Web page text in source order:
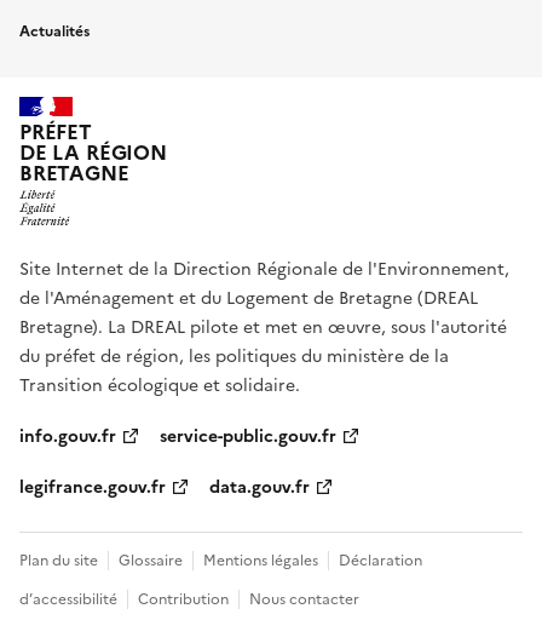
Actualités
PRÉFET
DE LA RÉGION
BRETAGNE
Site Internet de la Direction Régionale de l'Environnement,
de l'Aménagement et du Logement de Bretagne (DREAL
Bretagne). La DREAL pilote et met en œuvre, sous l'autorité
du préfet de région, les politiques du ministère de la
Transition écologique et solidaire.
info.gouv.fr
service-public.gouv.fr
legifrance.gouv.fr
data.gouv.fr
Plan du site Glossaire Mentions légales
Déclaration
d’accessibilité
Contribution Nous contacter